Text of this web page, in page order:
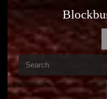
contentSearch
for: